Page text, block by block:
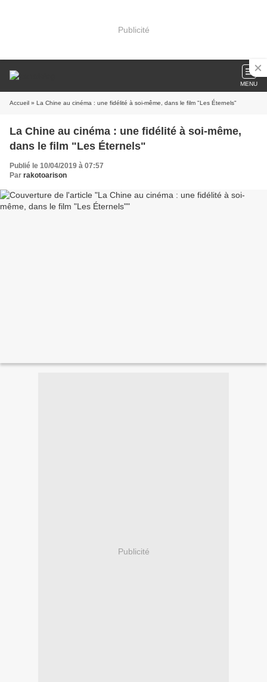
Publicité
MENU
Accueil » La Chine au cinéma : une fidélité à soi-même, dans le film "Les Éternels"
La Chine au cinéma : une fidélité à soi-même,
dans le film "Les Éternels"
Publié le 10/04/2019 à 07:57
Par rakotoarison
Publicité